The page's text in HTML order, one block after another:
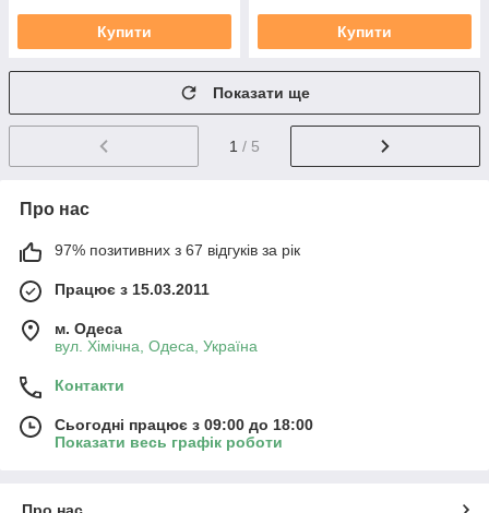
Купити Купити
Показати ще
1 / 5
Про нас
97% позитивних з 67 відгуків за рік
Працює з 15.03.2011
м. Одеса
вул. Хiмiчна, Одеса, Україна
Контакти
Сьогодні працює з 09:00 до 18:00
Показати весь графік роботи